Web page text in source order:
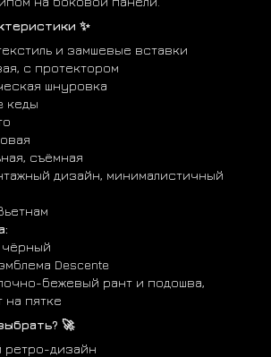
✨
и замшевые вставки
с протектором
шнуровка
кеды
съёмная
дизайн, минималистичный
Descente
бежевый рант и подошва,
на пятке
🚀
ретро-дизайн